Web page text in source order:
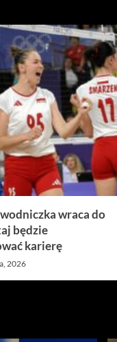
wraca do
będzie
karierę
2026